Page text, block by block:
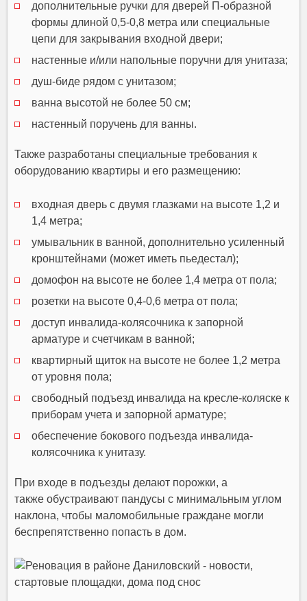
дополнительные ручки для дверей П-образной
формы длиной 0,5-0,8 метра или специальные
цепи для закрывания входной двери;
настенные и/или напольные поручни для унитаза;
душ-биде рядом с унитазом;
ванна высотой не более 50 см;
настенный поручень для ванны.
Также разработаны специальные требования к
оборудованию квартиры и его размещению:
входная дверь с двумя глазками на высоте 1,2 и
1,4 метра;
умывальник в ванной, дополнительно усиленный
кронштейнами (может иметь пьедестал);
домофон на высоте не более 1,4 метра от пола;
розетки на высоте 0,4-0,6 метра от пола;
доступ инвалида-колясочника к запорной
арматуре и счетчикам в ванной;
квартирный щиток на высоте не более 1,2 метра
от уровня пола;
свободный подъезд инвалида на кресле-коляске к
приборам учета и запорной арматуре;
обеспечение бокового подъезда инвалида-
колясочника к унитазу.
При входе в подъезды делают порожки, а
также обустраивают пандусы с минимальным углом
наклона, чтобы маломобильные граждане могли
беспрепятственно попасть в дом.